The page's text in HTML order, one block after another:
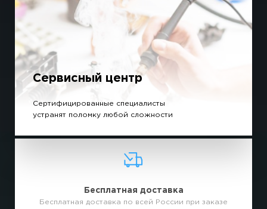
Сервисный центр
Сертифицированные специалисты
устранят поломку любой сложности
Бесплатная доставка
Бесплатная доставка по всей России при заказе